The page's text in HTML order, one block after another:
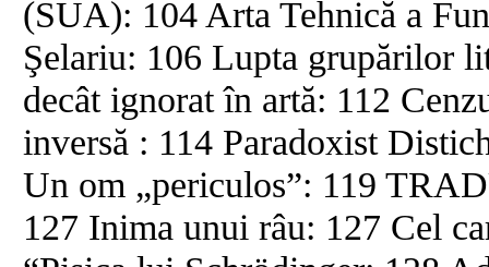
(SUA): 104 Arta Tehnică a
Şelariu: 106 Lupta grupărilor
decât ignorat în artă: 112
inversă : 114 Paradoxist
Un om „periculos”: 119
127 Inima unui râu: 127 Cel